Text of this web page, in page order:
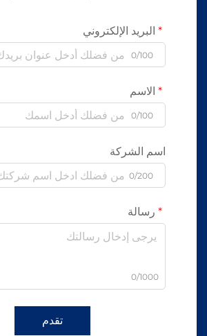
البريد الإلكتروني
0/100
الاسم
0/100
اسم الشركة
0/200
رسالة
0/1000
تقدم